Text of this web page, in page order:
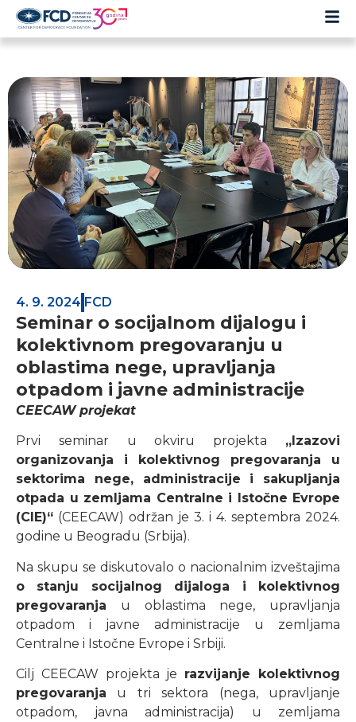
4. 9. 2024 FCD
Seminar o socijalnom dijalogu i
kolektivnom pregovaranju u
oblastima nege, upravljanja
otpadom i javne administracije
CEECAW projekat
Prvi seminar u okviru projekta „Izazovi
organizovanja i kolektivnog pregovaranja u
sektorima nege, administracije i sakupljanja
otpada u zemljama Centralne i Istočne Evrope
(CIE)“ (CEECAW) održan je 3. i 4. septembra 2024.
godine u Beogradu (Srbija).
Na skupu se diskutovalo o nacionalnim izveštajima
o stanju socijalnog dijaloga i kolektivnog
pregovaranja u oblastima nege, upravljanja
otpadom i javne administracije u zemljama
Centralne i Istočne Evrope i Srbiji.
Cilj CEECAW projekta je razvijanje kolektivnog
pregovaranja u tri sektora (nega, upravljanje
otpadom, javna administracija) u zemljama